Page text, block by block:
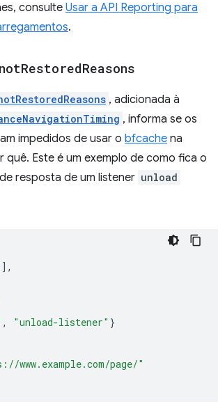
consulte Usar a API Reporting para
.
notRestoredReasons
, adicionada à
, informa se os
impedidos de usar o bfcache na
quê. Este é um exemplo de como fica o
resposta de um listener unload
, "unload-listener" }
www.example.com/page/"